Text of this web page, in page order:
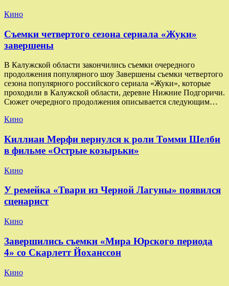
Кино
Съемки четвертого сезона сериала «Жуки»
завершены
В Калужской области закончились съемки очередного
продолжения популярного шоу Завершены съемки четвертого
сезона популярного российского сериала «Жуки», которые
проходили в Калужской области, деревне Нижние Подгоричи.
Сюжет очередного продолжения описывается следующим…
Кино
Киллиан Мерфи вернулся к роли Томми Шелби
в фильме «Острые козырьки»
Кино
У ремейка «Твари из Черной Лагуны» появился
сценарист
Кино
Завершились съемки «Мира Юрского периода
4» со Скарлетт Йоханссон
Кино